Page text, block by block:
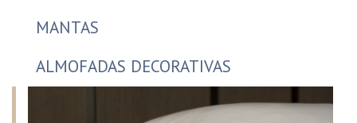
MANTAS
ALMOFADAS DECORATIVAS